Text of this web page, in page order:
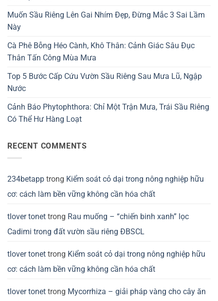
Muốn Sầu Riêng Lên Gai Nhím Đẹp, Đừng Mắc 3 Sai Lầm
Này
Cà Phê Bỗng Héo Cành, Khô Thân: Cảnh Giác Sâu Đục
Thân Tấn Công Mùa Mưa
Top 5 Bước Cấp Cứu Vườn Sầu Riêng Sau Mưa Lũ, Ngập
Nước
Cảnh Báo Phytophthora: Chỉ Một Trận Mưa, Trái Sầu Riêng
Có Thể Hư Hàng Loạt
RECENT COMMENTS
234betapp trong Kiểm soát cỏ dại trong nông nghiệp hữu
cơ: cách làm bền vững không cần hóa chất
tlover tonet trong Rau muống – “chiến binh xanh” lọc
Cadimi trong đất vườn sầu riêng ĐBSCL
tlover tonet trong Kiểm soát cỏ dại trong nông nghiệp hữu
cơ: cách làm bền vững không cần hóa chất
tlover tonet trong Mycorrhiza – giải pháp vàng cho cây ăn